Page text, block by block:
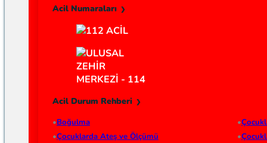
Acil Numaraları
Acil Durum Rehberi
Boğulma
Çocuklarda Ateş ve Ölçümü